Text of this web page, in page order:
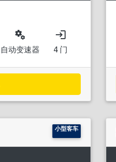
miscellaneous_services
自动变速器
login
4 门
小型客车